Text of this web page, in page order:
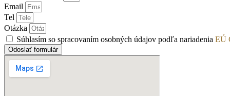
Email
Tel
Otázka
Súhlasím so spracovaním osobných údajov podľa nariadenia EÚ
Odoslať formulár